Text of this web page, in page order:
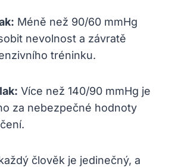
Méně než 90/60 mmHg
nevolnost a závratě
tréninku.
Více než 140/90 mmHg je
za nebezpečné hodnoty
člověk je jedinečný, a